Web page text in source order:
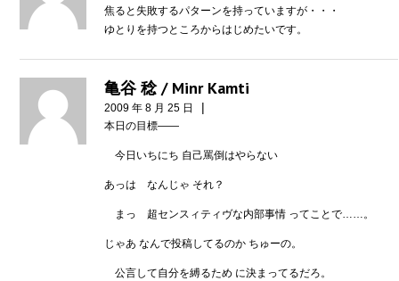
焦ると失敗するパターンを持っていますが・・・
ゆとりを持つところからはじめたいです。
亀谷 稔 / Minr Kamti
2009 年 8 月 25 日 |
本日の目標――
今日いちにち 自己罵倒はやらない
あっは なんじゃ それ？
まっ 超センスィティヴな内部事情 ってことで……。
じゃあ なんで投稿してるのか ちゅーの。
公言して自分を縛るため に決まってるだろ。